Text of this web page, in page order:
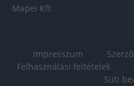
Mapei Kft
Impresszum
Felhasználási feltételek
Süti